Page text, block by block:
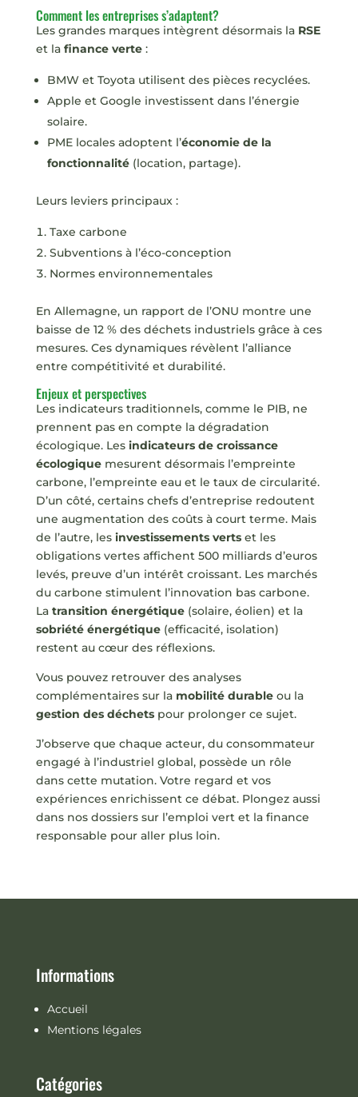
Comment les entreprises s’adaptent?
Les grandes marques intègrent désormais la RSE
et la finance verte:
BMW et Toyota utilisent des pièces recyclées.
Apple et Google investissent dans l’énergie
solaire.
PME locales adoptent l’économie de la
fonctionnalité(location, partage).
Leurs leviers principaux :
Taxe carbone
Subventions à l’éco-conception
Normes environnementales
En Allemagne, un rapport de l’ONU montre une
baisse de 12 % des déchets industriels grâce à ces
mesures. Ces dynamiques révèlent l’alliance
entre compétitivité et durabilité.
Enjeux et perspectives
Les indicateurs traditionnels, comme le PIB, ne
prennent pas en compte la dégradation
écologique. Les indicateurs de croissance
écologiquemesurent désormais l’empreinte
carbone, l’empreinte eau et le taux de circularité.
D’un côté, certains chefs d’entreprise redoutent
une augmentation des coûts à court terme. Mais
de l’autre, les investissements vertset les
obligations vertes affichent 500 milliards d’euros
levés, preuve d’un intérêt croissant. Les marchés
du carbone stimulent l’innovation bas carbone.
La transition énergétique(solaire, éolien) et la
sobriété énergétique(efficacité, isolation)
restent au cœur des réflexions.
Vous pouvez retrouver des analyses
complémentaires sur la mobilité durableou la
gestion des déchetspour prolonger ce sujet.
J’observe que chaque acteur, du consommateur
engagé à l’industriel global, possède un rôle
dans cette mutation. Votre regard et vos
expériences enrichissent ce débat. Plongez aussi
dans nos dossiers sur l’emploi vert et la finance
responsable pour aller plus loin.
Informations
Accueil
Mentions légales
Catégories